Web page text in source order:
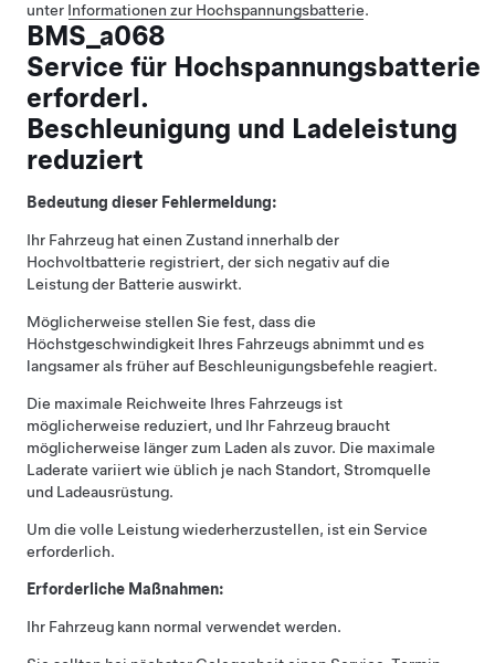
unter Informationen zur Hochspannungsbatterie.
BMS_a068
Service für Hochspannungsbatterie
erforderl.
Beschleunigung und Ladeleistung
reduziert
Bedeutung dieser Fehlermeldung:
Ihr Fahrzeug hat einen Zustand innerhalb der
Hochvoltbatterie registriert, der sich negativ auf die
Leistung der Batterie auswirkt.
Möglicherweise stellen Sie fest, dass die
Höchstgeschwindigkeit Ihres Fahrzeugs abnimmt und es
langsamer als früher auf Beschleunigungsbefehle reagiert.
Die maximale Reichweite Ihres Fahrzeugs ist
möglicherweise reduziert, und Ihr Fahrzeug braucht
möglicherweise länger zum Laden als zuvor. Die maximale
Laderate variiert wie üblich je nach Standort, Stromquelle
und Ladeausrüstung.
Um die volle Leistung wiederherzustellen, ist ein Service
erforderlich.
Erforderliche Maßnahmen:
Ihr Fahrzeug kann normal verwendet werden.